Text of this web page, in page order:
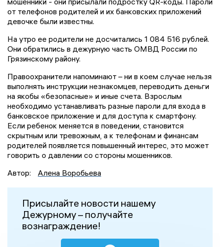
от телефонов родителей и их банковских приложений
девочке были известны.
На утро ее родители не досчитались 1 084 516 рублей.
Они обратились в дежурную часть ОМВД России по
Грязинскому району.
Правоохранители напоминают – ни в коем случае нельзя
выполнять инструкции незнакомцев, переводить деньги
на якобы «безопасные» и иные счета. Взрослым
необходимо устанавливать разные пароли для входа в
банковское приложение и для доступа к смартфону.
Если ребенок меняется в поведении, становится
скрытным или тревожным, а к телефонам и финансам
родителей появляется повышенный интерес, это может
говорить о давлении со стороны мошенников.
Автор:
Алена Воробьева
Присылайте новости нашему
Дежурному – получайте
вознаграждение!